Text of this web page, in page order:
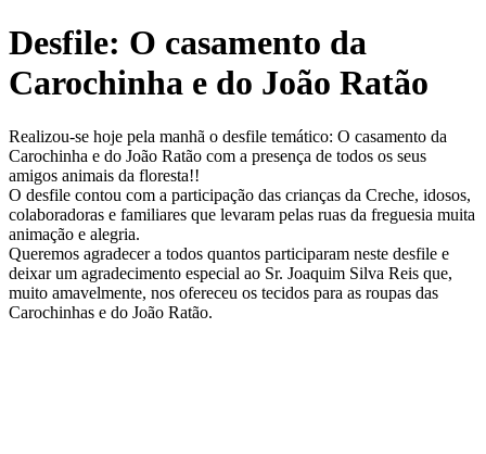
Centro
de
Dia,
Serviço
Apoio
Domiciliario
Desfile: O casamento da
Carochinha e do João Ratão
Realizou-se hoje pela manhã o desfile temático: O casamento da
Carochinha e do João Ratão com a presença de todos os seus
amigos animais da floresta!!
O desfile contou com a participação das crianças da Creche, idosos,
colaboradoras e familiares que levaram pelas ruas da freguesia muita
animação e alegria.
Queremos agradecer a todos quantos participaram neste desfile e
deixar um agradecimento especial ao Sr. Joaquim Silva Reis que,
muito amavelmente, nos ofereceu os tecidos para as roupas das
Carochinhas e do João Ratão.